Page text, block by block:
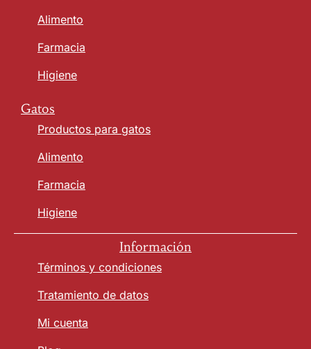
Alimento
Farmacia
Higiene
Gatos
Productos para gatos
Alimento
Farmacia
Higiene
Información
Términos y condiciones
Tratamiento de datos
Mi cuenta